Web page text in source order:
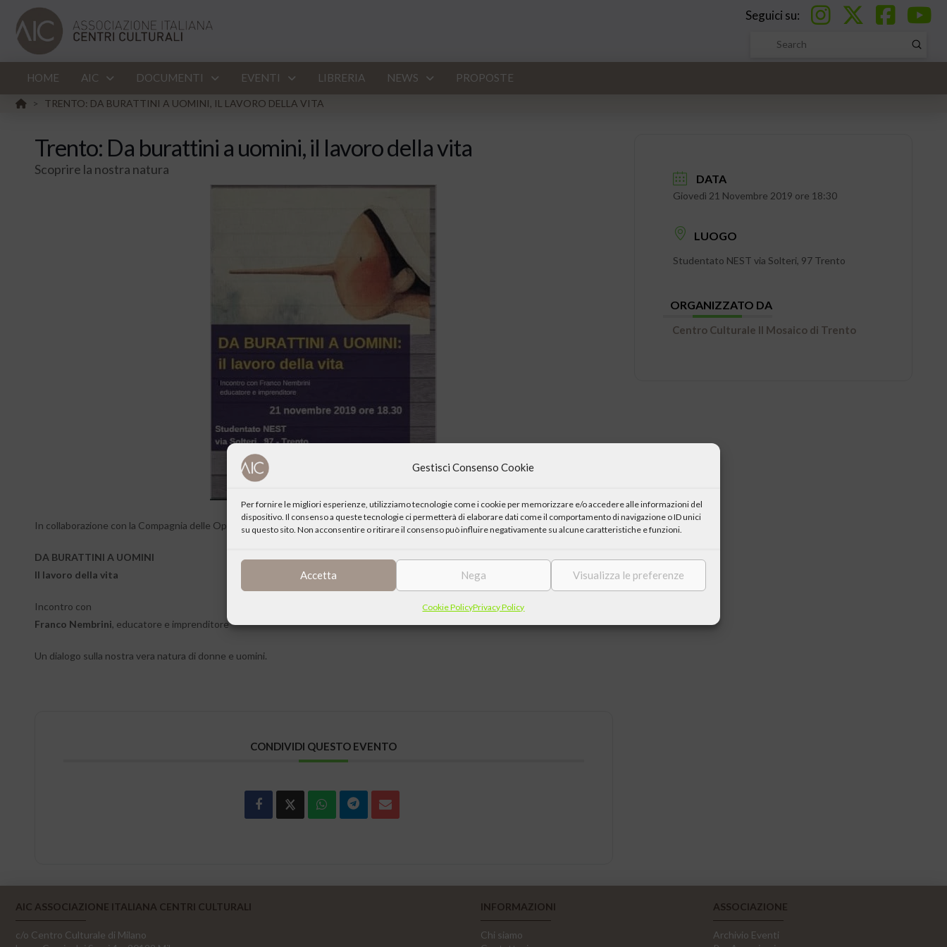
Gestisci Consenso Cookie
Per fornire le migliori esperienze, utilizziamo tecnologie come i cookie per memorizzare e/o accedere alle informazioni del
dispositivo. Il consenso a queste tecnologie ci permetterà di elaborare dati come il comportamento di navigazione o ID unici
su questo sito. Non acconsentire o ritirare il consenso può influire negativamente su alcune caratteristiche e funzioni.
Accetta Nega Visualizza le preferenze
Cookie PolicyPrivacy Policy
Seguici su:
Search
Submit
HOME AIC DOCUMENTI EVENTI LIBRERIA NEWS PROPOSTE
HOME
> TRENTO: DA BURATTINI A UOMINI, IL LAVORO DELLA VITA
Trento: Da burattini a uomini, il lavoro della vita
Scoprire la nostra natura
In collaborazione con la Compagnia delle Opere di Trento, il Centro Culturale “Il Mosaico” presenta:
DA BURATTINI A UOMINI
Il lavoro della vita
Incontro con
Franco Nembrini, educatore e imprenditore
Un dialogo sulla nostra vera natura di donne e uomini.
CONDIVIDI QUESTO EVENTO
DATA
Giovedì 21 Novembre 2019 ore 18:30
LUOGO
Studentato NEST via Solteri, 97 Trento
ORGANIZZATO DA
Centro Culturale Il Mosaico di Trento
AIC ASSOCIAZIONE ITALIANA CENTRI CULTURALI
c/o Centro Culturale di Milano
INFORMAZIONI
Chi siamo
ASSOCIAZIONE
Archivio Eventi